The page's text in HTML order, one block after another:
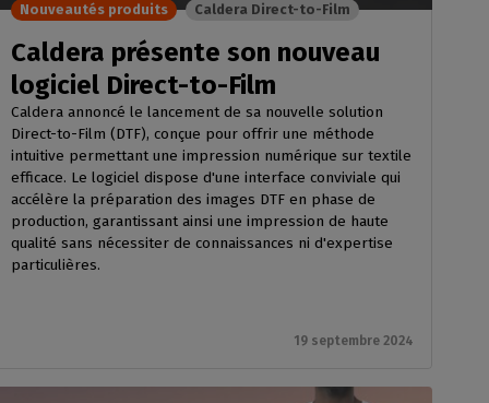
Caldera présente son nouveau
logiciel Direct-to-Film
Caldera annoncé le lancement de sa nouvelle solution
Direct-to-Film (DTF), conçue pour offrir une méthode
intuitive permettant une impression numérique sur textile
efficace. Le logiciel dispose d'une interface conviviale qui
accélère la préparation des images DTF en phase de
production, garantissant ainsi une impression de haute
qualité sans nécessiter de connaissances ni d'expertise
particulières.
19 septembre 2024
Nouveautés produits Caldera Direct-to-Film